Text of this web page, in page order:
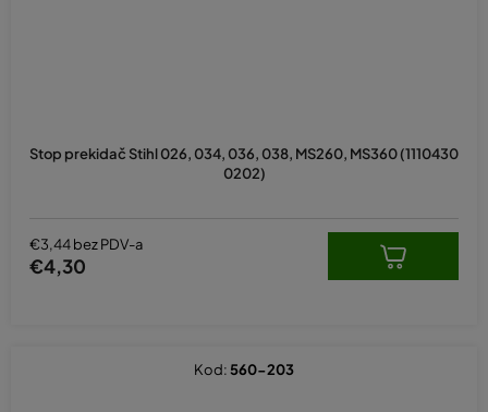
Stop prekidač Stihl 026, 034, 036, 038, MS260, MS360 (1110430
0202)
€3,44 bez PDV-a
€4,30
Kod: 560-203